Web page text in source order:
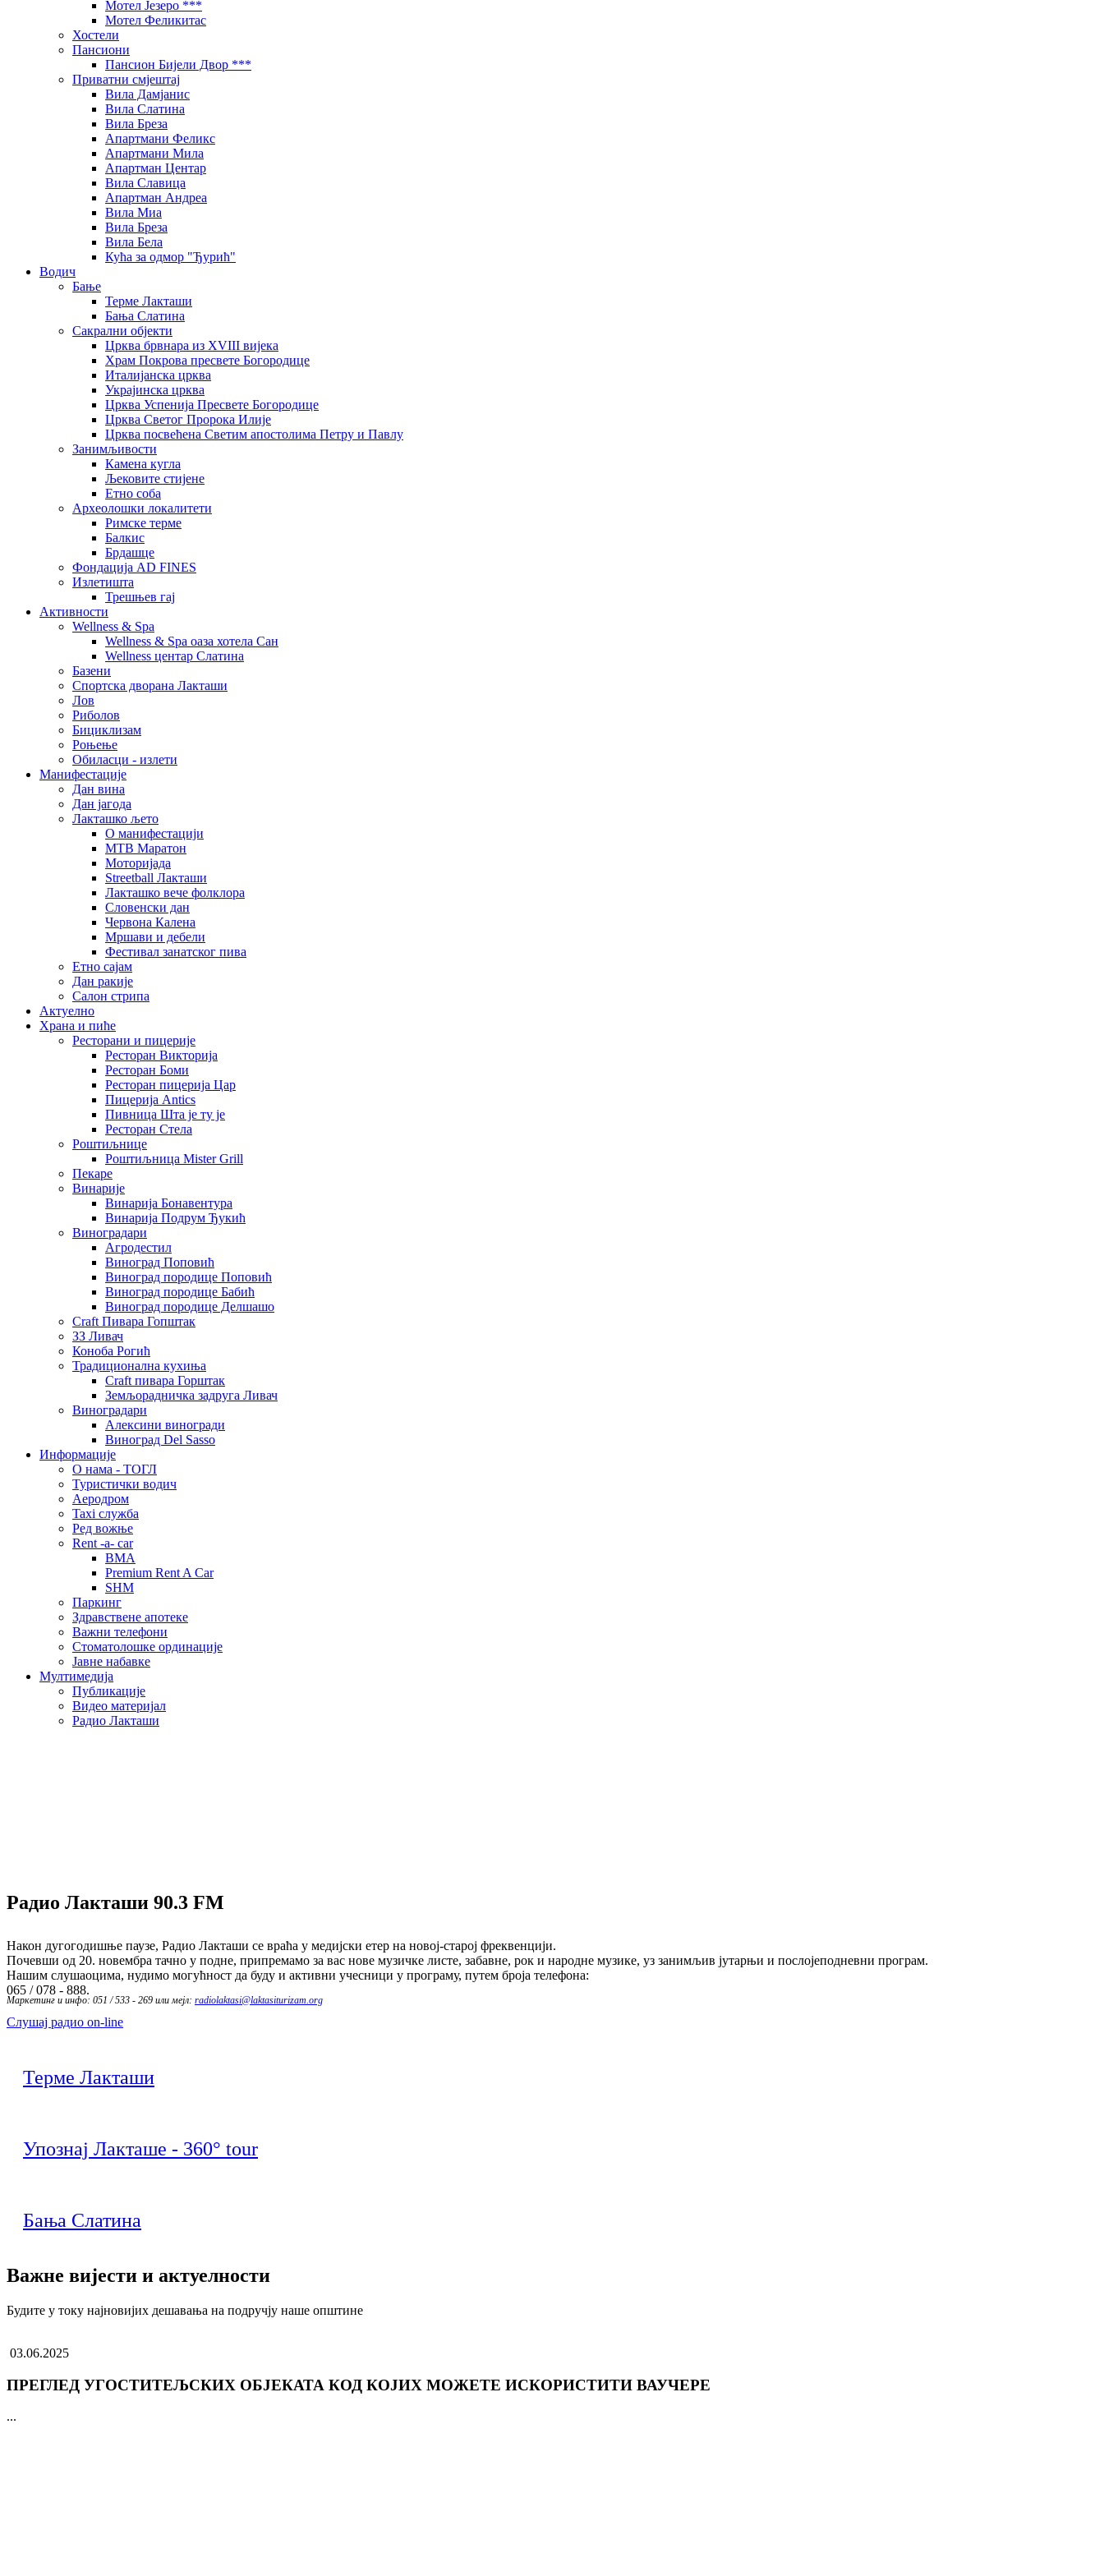
Мотел Језеро ***
Мотел Феликитас
Хостели
Пансиони
Пансион Бијели Двор ***
Приватни смјештај
Вила Дамјанис
Вила Слатина
Вила Бреза
Апартмани Феликс
Апартмани Мила
Апартман Центар
Вила Славица
Апартман Андреа
Вила Миа
Вила Бреза
Вила Бела
Кућа за одмор "Ђурић"
Водич
Бање
Терме Лакташи
Бања Слатина
Сакрални објекти
Црква брвнара из XVIII вијека
Храм Покрова пресвете Богородице
Италијанска црква
Украјинска црква
Црква Успенија Пресвете Богородице
Црква Светог Пророка Илије
Црква посвећена Светим апостолима Петру и Павлу
Занимљивости
Камена кугла
Љековите стијене
Етно соба
Археолошки локалитети
Римске терме
Балкис
Брдашце
Фондација AD FINES
Излетишта
Трешњев гај
Активности
Wellness & Spa
Wellness & Spa оаза хотела Сан
Wellness центар Слатина
Базени
Спортска дворана Лакташи
Лов
Риболов
Бициклизам
Роњење
Обиласци - излети
Манифестације
Дан вина
Дан јагода
Лакташко љето
О манифестацији
MTB Маратон
Моторијада
Streetball Лакташи
Лакташко вече фолклора
Словенски дан
Червона Калена
Мршави и дебели
Фестивал занатског пива
Етно сајам
Дан ракије
Салон стрипа
Актуелно
Храна и пиће
Ресторани и пицерије
Ресторан Викторија
Ресторан Боми
Ресторан пицерија Цар
Пицерија Аntics
Пивница Шта је ту је
Ресторан Стела
Роштиљнице
Роштиљница Mister Grill
Пекаре
Винарије
Винарија Бонавентура
Винарија Подрум Ђукић
Виноградари
Агродестил
Виноград Поповић
Виноград породице Поповић
Виноград породице Бабић
Виноград породице Делшашо
Craft Пивара Гопштак
ЗЗ Ливач
Коноба Рогић
Традиционална кухиња
Craft пивара Горштак
Земљорадничка задруга Ливач
Виноградари
Алексини виногради
Виноград Del Sasso
Информације
О нама - ТОГЛ
Туристички водич
Аеродром
Taxi служба
Ред вожње
Rent -a- car
BMA
Premium Rent A Car
SHM
Паркинг
Здравствене апотеке
Важни телефони
Стоматолошке ординације
Јавне набавке
Мултимедија
Публикације
Видео материјал
Радио Лакташи
Радио Лакташи 90.3 FM
Након дугогодишње паузе, Радио Лакташи се враћа у медијски етер на новој-старој фреквенцији.
Почевши од 20. новембра тачно у подне, припремамо за вас нове музичке листе, забавне, рок и народне музике, уз занимљив јутарњи и послојеподневни програм.
Нашим слушаоцима, нудимо могућност да буду и активни учесници у програму, путем броја телефона:
065 / 078 - 888.
Маркетинг и инфо: 051 / 533 - 269 или мејл: radiolaktasi@laktasiturizam.org
Слушај радио on-line
Терме Лакташи
Упознај Лакташе - 360° tour
Бања Слатина
Важне вијести и актуелности
Будите у току најновијих дешавања на подручју наше општине
03.06.2025
ПРЕГЛЕД УГОСТИТЕЉСКИХ ОБЈЕКАТА КОД КОЈИХ МОЖЕТЕ ИСКОРИСТИТИ ВАУЧЕРЕ
...